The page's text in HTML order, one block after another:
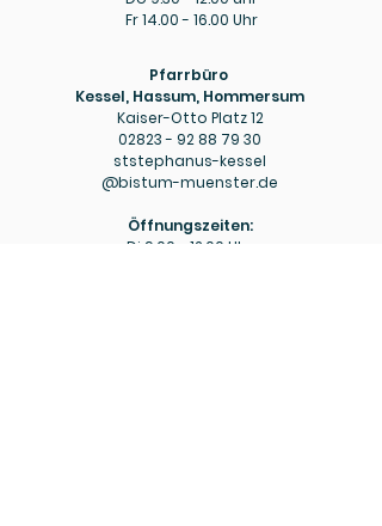
Fr14.00 - 16.00 Uhr
Pfarrbüro
Kessel, Hassum, Hommersum
Kaiser-Otto Platz 12
02823 - 92 88 79 30
ststephanus-kessel
@bistum-muenster.de
Öffnungszeiten:
Di 9.00 - 12.00 Uhr